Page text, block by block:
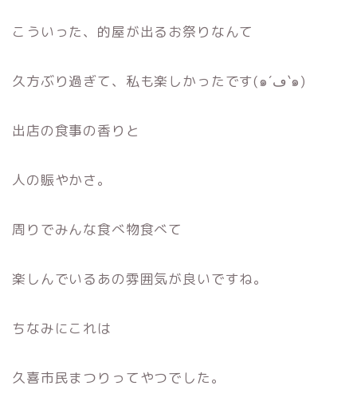
こういった、的屋が出るお祭りなんて
久方ぶり過ぎて、私も楽しかったです(๑´ڡ`๑)
出店の食事の香りと
人の賑やかさ。
周りでみんな食べ物食べて
楽しんでいるあの雰囲気が良いですね。
ちなみにこれは
久喜市民まつりってやつでした。